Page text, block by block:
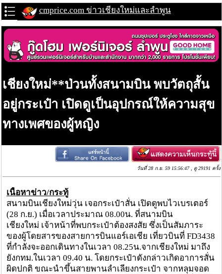
cmprice.com ข่าวเชียงใหม่และลำพูน
เชียงใหม่**ป่วนทั้งสนามบิน พบวัตถุสั้น
อยู่กระเป๋า เปิดดูเป็นอุปกรณ์ให้ความสุข
ทางเพศของผู้หญิง
วันที่ 28 ก.ย. 59 15:56:47 , ดู 29191 ครั้ง
เนื้อหาข่าว/กระทู้
สนามบินเชียงใหม่วุ่น เจอกระเป๋าสั่น เปิดดูพบไวเบรเตอร์
(28 ก.ย.) เมื่อเวลาประมาณ 08.00น. ที่สนามบิน
เชียงใหม่ เจ้าหน้าที่พบกระเป๋าต้องสงสัย ซึ่งเป็นสัมภาระ
ของผู้โดยสารของสายการบินแอร์เอเชีย เที่ยวบินที่ FD3438
ที่กำลังจะออกเดินทางในเวลา 08.25น.จากเชียงใหม่ มาถึง
ยังกทม.ในเวลา 09.40 น. โดยกระเป๋าดังกล่าวเกิดอาการสั่น
ผิดปกติ ขณะนำขึ้นสายพานลำเลียงกระเป๋า จากหลุมจอด